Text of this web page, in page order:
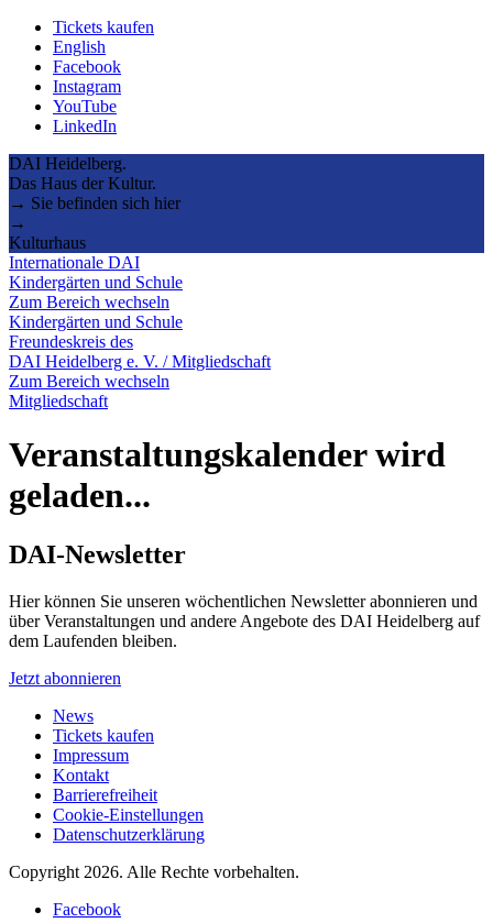
Tickets kaufen
English
Facebook
Instagram
YouTube
LinkedIn
DAI Heidelberg.
Das Haus der Kultur.
→ Sie befinden sich hier
→
Kulturhaus
Internationale DAI
Kindergärten und Schule
Zum Bereich wechseln
Kindergärten und Schule
Freundeskreis des
DAI Heidelberg e. V. / Mitgliedschaft
Zum Bereich wechseln
Mitgliedschaft
Veranstaltungskalender wird
geladen...
DAI-Newsletter
Hier können Sie unseren wöchentlichen Newsletter abonnieren und
über Veranstaltungen und andere Angebote des DAI Heidelberg auf
dem Laufenden bleiben.
Jetzt abonnieren
News
Tickets kaufen
Impressum
Kontakt
Barrierefreiheit
Cookie-Einstellungen
Datenschutzerklärung
Copyright 2026. Alle Rechte vorbehalten.
Facebook